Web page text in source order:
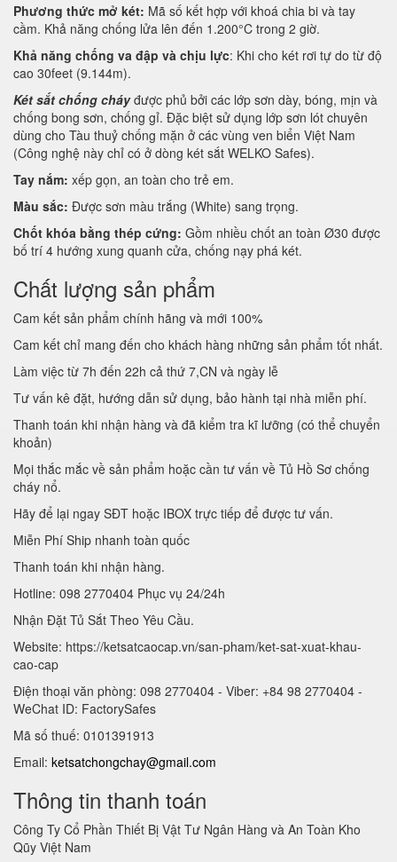
Phương thức mở két: Mã số kết hợp với khoá chia bi và tay
cầm. Khả năng chống lửa lên đến 1.200°C trong 2 giờ.
Khả năng chống va đập và chịu lực: Khi cho két rơi tự do từ độ
cao 30feet (9.144m).
Két sắt chống cháyđược phủ bởi các lớp sơn dày, bóng, mịn và
chống bong sơn, chống gỉ. Đặc biệt sử dụng lớp sơn lót chuyên
dùng cho Tàu thuỷ chống mặn ở các vùng ven biển Việt Nam
(Công nghệ này chỉ có ở dòng két sắt WELKO Safes).
Tay nắm: xếp gọn, an toàn cho trẻ em.
Màu sắc: Được sơn màu trắng (White) sang trọng.
Chốt khóa bằng thép cứng: Gồm nhiều chốt an toàn Ø30 được
bố trí 4 hướng xung quanh cửa, chống nạy phá két.
Chất lượng sản phẩm
Cam kết sản phẩm chính hãng và mới 100%
Cam kết chỉ mang đến cho khách hàng những sản phẩm tốt nhất.
Làm việc từ 7h đến 22h cả thứ 7,CN và ngày lễ
Tư vấn kê đặt, hướng dẫn sử dụng, bảo hành tại nhà miễn phí.
Thanh toán khi nhận hàng và đã kiểm tra kĩ lưỡng (có thể chuyển
khoản)
Mọi thắc mắc về sản phẩm hoặc cần tư vấn về Tủ Hồ Sơ chống
cháy nổ.
Hãy để lại ngay SĐT hoặc IBOX trực tiếp để được tư vấn.
Miễn Phí Ship nhanh toàn quốc
Thanh toán khi nhận hàng.
Hotline: 098 2770404 Phục vụ 24/24h
Nhận Đặt Tủ Sắt Theo Yêu Cầu.
Website: https://ketsatcaocap.vn/san-pham/ket-sat-xuat-khau-
cao-cap
Điện thoại văn phòng: 098 2770404 - Viber: +84 98 2770404 -
WeChat ID: FactorySafes
Mã số thuế: 0101391913
Email: ketsatchongchay@gmail.com
Thông tin thanh toán
Công Ty Cổ Phần Thiết Bị Vật Tư Ngân Hàng và An Toàn Kho
Qũy Việt Nam